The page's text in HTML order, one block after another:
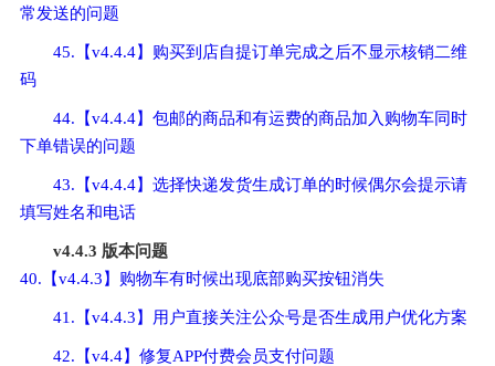
常发送的问题
45.【v4.4.4】购买到店自提订单完成之后不显示核销二维
码
44.【v4.4.4】包邮的商品和有运费的商品加入购物车同时
下单错误的问题
43.【v4.4.4】选择快递发货生成订单的时候偶尔会提示请
填写姓名和电话
v4.4.3 版本问题
40.【v4.4.3】购物车有时候出现底部购买按钮消失
41.【v4.4.3】用户直接关注公众号是否生成用户优化方案
42.【v4.4】修复APP付费会员支付问题